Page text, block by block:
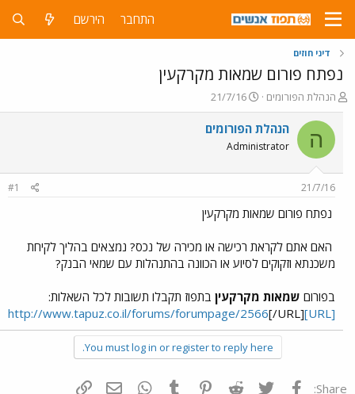
התחבר הירשם
דיני חוזים
נפתח פורום שמאות מקרקעין
פ
ו
ת
ח
ה
ו
ש
א
הנהלת הפורומים
פ
ו
ר
ם
ר
21/7/16
ה הנהלת הפורומים
Administrator
21/7/16
#1
נפתח פורום שמאות מקרקעין
האם אתם לקראת רכישה או מכירה של נכס? נמצאים בהליך לקיחת
משכנתא וזקוקים לסיוע או הכוונה בהתנהלות עם שמאי הבנק?
בפורום שמאות מקרקעין בתפוז תקבלו תשובות לכל השאלות:
[URL]http://www.tapuz.co.il/forums/forumpage/2566
[/URL]
You must log in or register to reply here.
Share: פייסבוק Twitter
Reddit
Pinterest
Tumblr
WhatsAppדואר אלקטרוני